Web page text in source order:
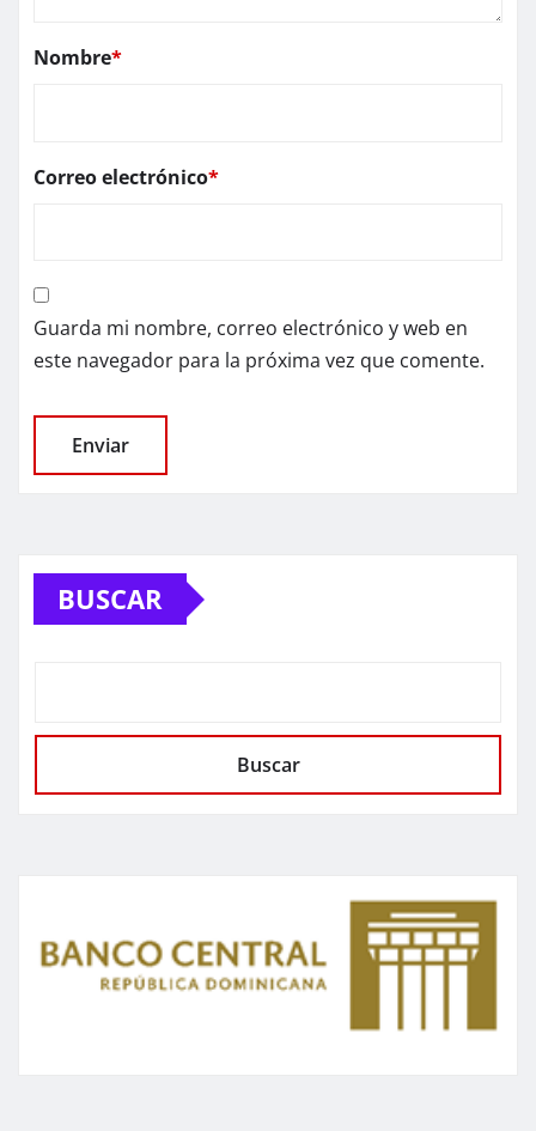
Nombre*
Correo electrónico*
Guarda mi nombre, correo electrónico y web en
este navegador para la próxima vez que comente.
BUSCAR
Buscar